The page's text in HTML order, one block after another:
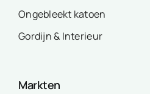
Ongebleekt katoen
Gordijn & Interieur
Markten